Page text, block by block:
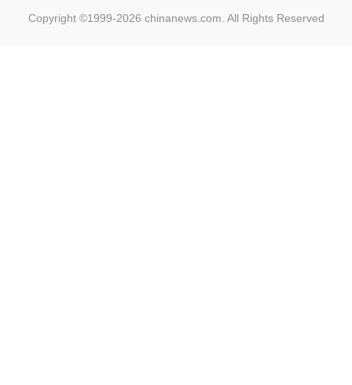
Copyright ©1999-2026 chinanews.com. All Rights Reserved